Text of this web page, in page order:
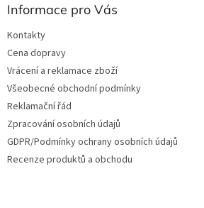
Informace pro Vás
Kontakty
Cena dopravy
Vrácení a reklamace zboží
Všeobecné obchodní podmínky
Reklamační řád
Zpracování osobních údajů
GDPR/Podmínky ochrany osobních údajů
Recenze produktů a obchodu